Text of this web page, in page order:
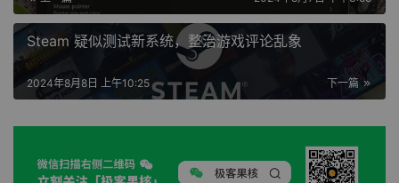
Steam 疑似测试新系统，整治游戏评论乱象
下一篇
2024年8月8日 上午10:25